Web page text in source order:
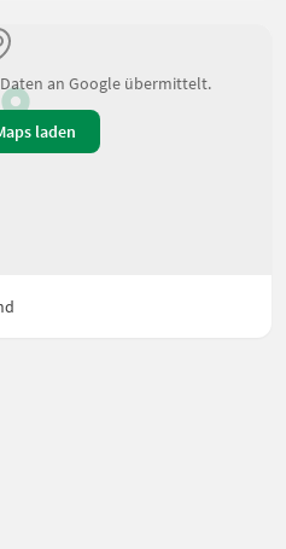
an Google übermittelt.
laden